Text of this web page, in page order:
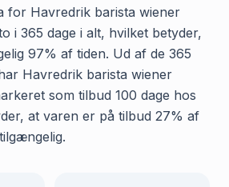
for Havredrik barista wiener
i 365 dage i alt, hvilket betyder,
97% af tiden. Ud af de 365
Havredrik barista wiener
som tilbud 100 dage hos
at varen er på tilbud 27% af